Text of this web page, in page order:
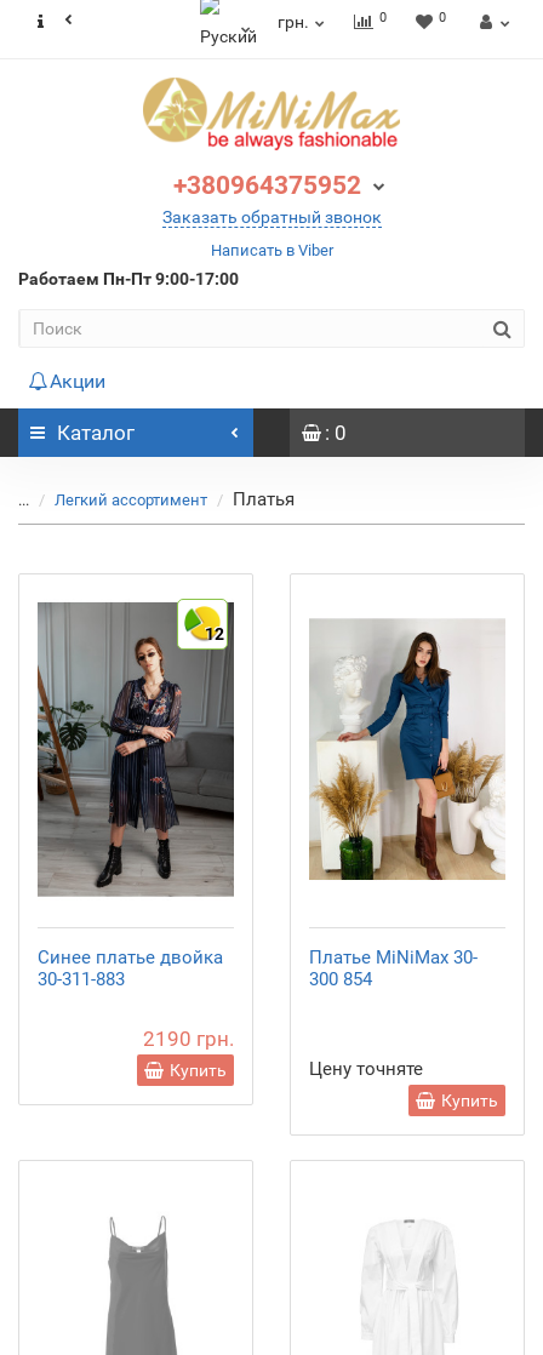
грн. 0 0
+380964375952
Заказать обратный звонок
Написать в Viber
Работаем Пн-Пт 9:00-17:00
Акции
Каталог : 0
... Легкий ассортимент Платья
12
Синее платье двойка
30-311-883
2190 грн.
Купить
Платье MiNiMax 30-
300 854
Цену точняте
Купить